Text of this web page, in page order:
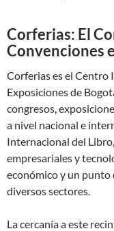
Corferias: El
Convenciones
Corferias es el Centro
Exposiciones de
congresos,
a nivel nacional e
Internacional del
empresariales y
económico y un
diversos sectores.
La cercanía a este